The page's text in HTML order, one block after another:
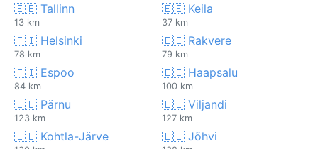
🇪🇪 Tallinn
13 km
🇪🇪 Keila
37 km
🇫🇮 Helsinki
78 km
🇪🇪 Rakvere
79 km
🇫🇮 Espoo
84 km
🇪🇪 Haapsalu
100 km
🇪🇪 Pärnu
123 km
🇪🇪 Viljandi
127 km
🇪🇪 Kohtla-Järve 🇪🇪 Jõhvi